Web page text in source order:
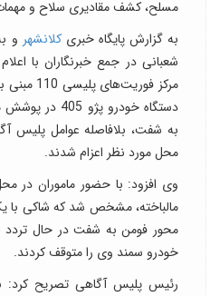
مسلح، کشف مقادیری سلاح و
به گزارش پایگاه خبریکلانشهر و
شعبانی در جمع خبرنگاران با
مرکز
دستگاه خودرو
به شفت، بلافاصله عوامل پلیس
محل مورد نظر اعزام شدند.
وی افزود: با حضور ماموران در
خودرو سمند وی را متوقف کردند.